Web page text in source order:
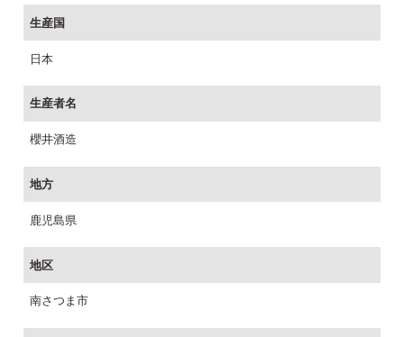
生産国
日本
生産者名
櫻井酒造
地方
鹿児島県
地区
南さつま市